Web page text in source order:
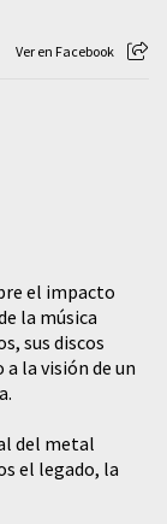
Ver en Facebook
el impacto
la música
sus discos
la visión de un
del metal
el legado, la